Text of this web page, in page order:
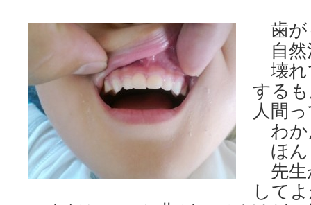
歯が
自然
壊れ
する
人間
わか
ほん
先生
して